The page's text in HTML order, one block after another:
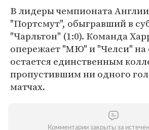
В лидеры чемпионата
"Портсмут", обыгравший в
"Чарльтон" (1:0). Команда
опережает "МЮ" и "Челси" на
остается единственным
пропустившим ни одного
матчах.
Комментарии закрыты за